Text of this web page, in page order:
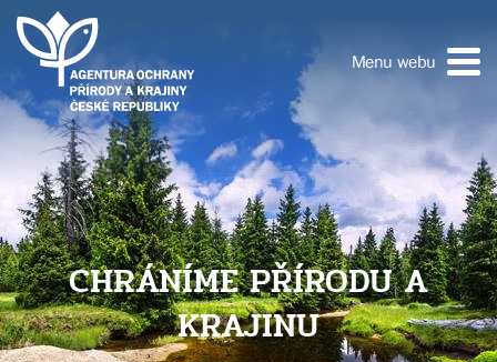
Menu webu
CHRÁNÍME PŘÍRODU A
KRAJINU